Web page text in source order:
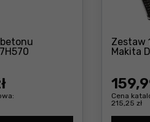
Zestaw
Makita
159
Cena
215,25 zł